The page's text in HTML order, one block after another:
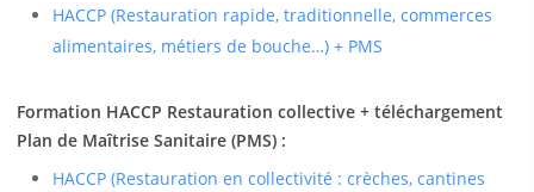
HACCP (Restauration rapide, traditionnelle, commerces
alimentaires, métiers de bouche…) + PMS
Formation HACCP Restauration collective + téléchargement
Plan de Maîtrise Sanitaire (PMS) :
HACCP (Restauration en collectivité : crèches, cantines